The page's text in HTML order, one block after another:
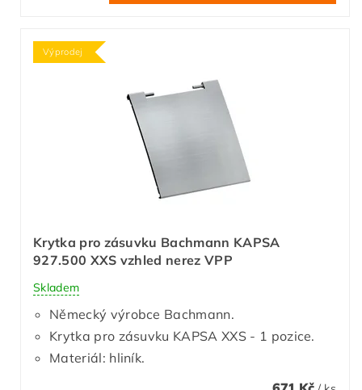
Výprodej
Krytka pro zásuvku Bachmann KAPSA
927.500 XXS vzhled nerez VPP
Skladem
Německý výrobce Bachmann.
Krytka pro zásuvku KAPSA XXS - 1 pozice.
Materiál: hliník.